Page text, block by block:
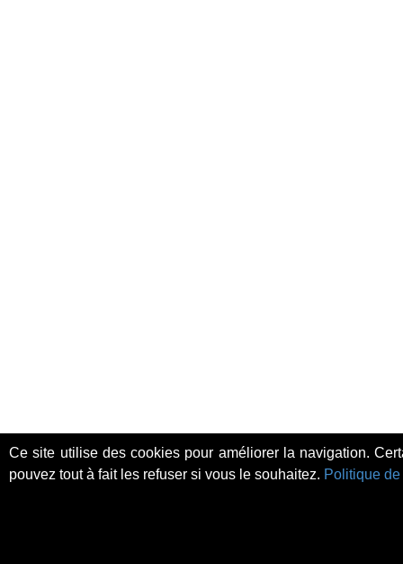
Ce site utilise des cookies pour améliorer la navigation.
pouvez tout à fait les refuser si vous le souhaitez. Politique